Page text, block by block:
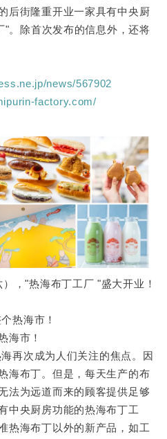
后街隆重开业一家具有中央厨
"。除首次发布的信息外，还将
news/567902
factory.com/
，"热海布丁工厂 "盛大开业！
热海市！
海市！
再次成为人们关注的焦点。因
海布丁。但是，每天生产的布
法为远道而来的顾客提供足够
中央厨房功能的热海布丁工
热海布丁以外的新产品，如工